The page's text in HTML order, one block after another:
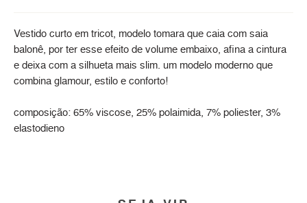
Vestido curto em tricot, modelo tomara que caia com saia
balonê, por ter esse efeito de volume embaixo, afina a cintura
e deixa com a silhueta mais slim. um modelo moderno que
combina glamour, estilo e conforto!
composição: 65% viscose, 25% polaimida, 7% poliester, 3%
elastodieno